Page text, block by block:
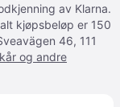
av Klarna.
kjøpsbeløp er 150
46, 111
og andre